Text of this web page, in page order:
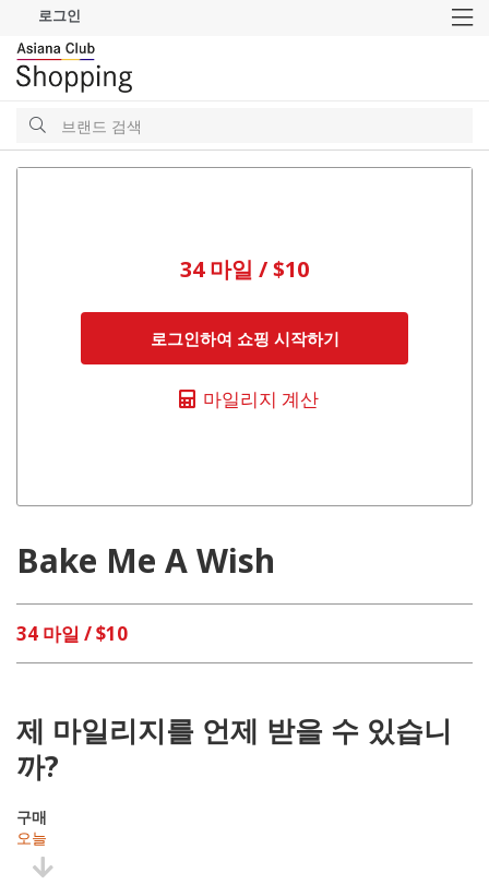
로그인
검
색검
34 마일 / $10
로그인하여 쇼핑 시작하기
마일리지 계산
Bake Me A Wish
34 마일 / $10
제 마일리지를 언제 받을 수 있습니
까?
구매
오늘